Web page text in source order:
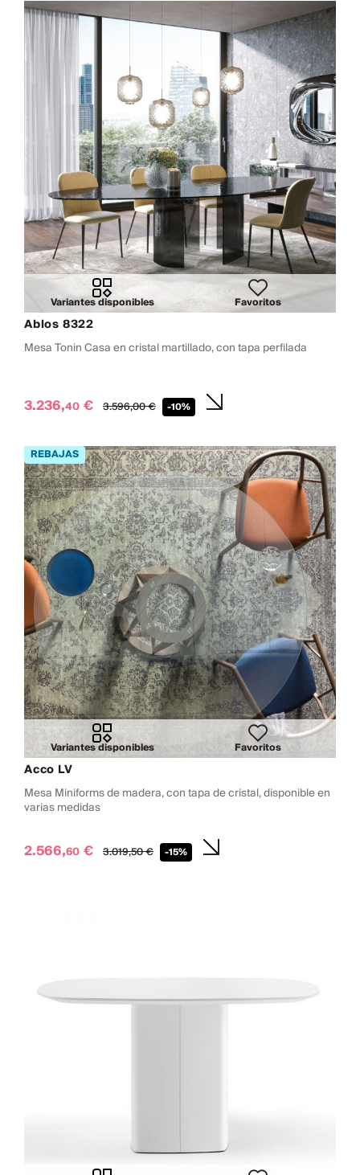
Variantes disponibles Favoritos
Ablos 8322
Mesa Tonin Casa en cristal martillado, con tapa perfilada
3.236,40 € 3.596,00€ -10%
Variantes disponibles Favoritos
Acco LV
Mesa Miniforms de madera, con tapa de cristal, disponible en
varias medidas
2.566,60 € 3.019,50€ -15%